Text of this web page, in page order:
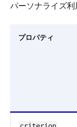
パーソナライズ利
プロパティ